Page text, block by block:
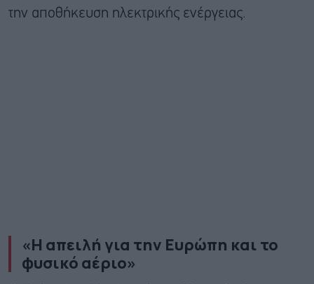
την αποθήκευση ηλεκτρικής ενέργειας.
«Η απειλή για την Ευρώπη και το
φυσικό αέριο»